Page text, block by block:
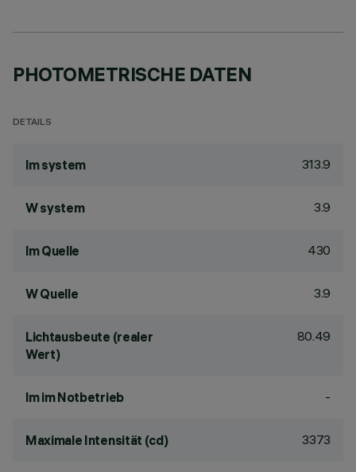
PHOTOMETRISCHE DATEN
DETAILS
lm system 313.9
W system 3.9
lm Quelle 430
W Quelle 3.9
Lichtausbeute (realer
Wert)
80.49
lm im Notbetrieb -
Maximale Intensität (cd) 3373